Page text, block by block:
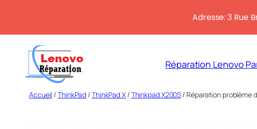
contenu
Réparation Lenovo
Accueil /ThinkPad /ThinkPad X/Thinkpad X200S / Réparation problème
Adresse: 3 Rue